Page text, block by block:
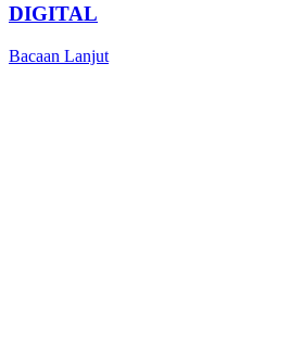
DIGITAL
Bacaan Lanjut